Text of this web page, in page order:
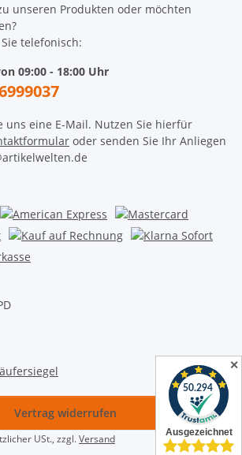
unseren Produkten oder möchten
telefonisch:
09:00 - 18:00 Uhr
uns eine E-Mail. Nutzen Sie hierfür
oder senden Sie Ihr Anliegen
Vertrag widerrufen
USt., zzgl.Versand
✕